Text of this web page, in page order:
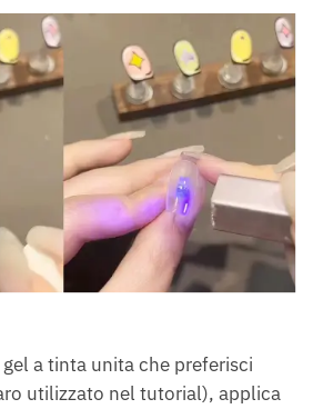
a tinta unita che preferisci
utilizzato nel tutorial), applica